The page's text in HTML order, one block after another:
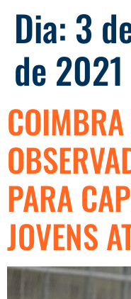
Dia: 3
de 2021
PARA
JOVENS